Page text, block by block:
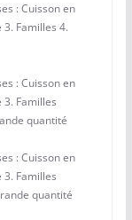
: Cuisson en
Familles 4.
: Cuisson en
Familles
quantité
: Cuisson en
Familles
quantité